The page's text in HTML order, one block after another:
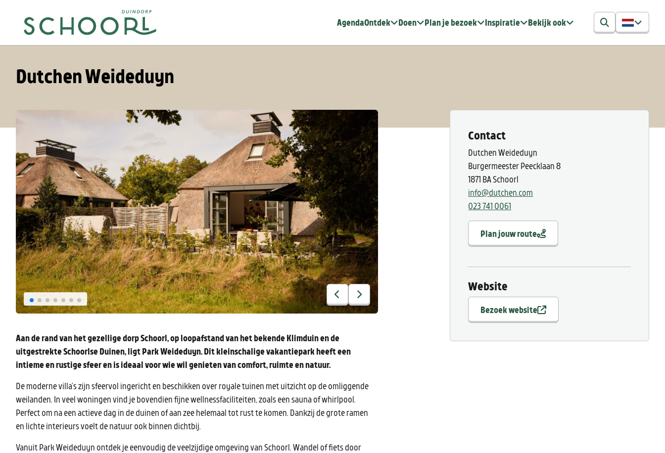
AgendaOntdek Doen Plan je bezoek Inspiratie Bekijk ook
Dutchen Weideduyn
Aan de rand van het gezellige dorp Schoorl, op loopafstand van het bekende Klimduin en de
uitgestrekte Schoorlse Duinen, ligt Park Weideduyn. Dit kleinschalige vakantiepark heeft een
intieme en rustige sfeer en is ideaal voor wie wil genieten van comfort, ruimte en natuur.
De moderne villa’s zijn sfeervol ingericht en beschikken over royale tuinen met uitzicht op de omliggende
weilanden. In veel woningen vind je bovendien fijne wellnessfaciliteiten, zoals een sauna of whirlpool.
Perfect om na een actieve dag in de duinen of aan zee helemaal tot rust te komen. Dankzij de grote ramen
en lichte interieurs voelt de natuur ook binnen dichtbij.
Vanuit Park Weideduyn ontdek je eenvoudig de veelzijdige omgeving van Schoorl. Wandel of fiets door
Contact
Dutchen Weideduyn
Burgermeester Peecklaan 8
1871 BA Schoorl
info@dutchen.com
023 741 0061
Plan jouw route
Website
Bezoek website